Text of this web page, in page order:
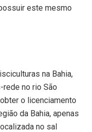
este mesmo
na Bahia,
no rio São
o licenciamento
da Bahia, apenas
no sal